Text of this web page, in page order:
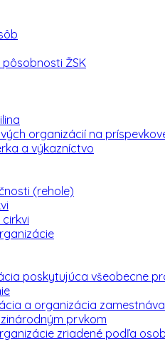
ŽSK
organizácií na
a výkazníctvo
(rehole)
poskytujúca všeobecne
a organizácia
prvkom
zriadené podľa